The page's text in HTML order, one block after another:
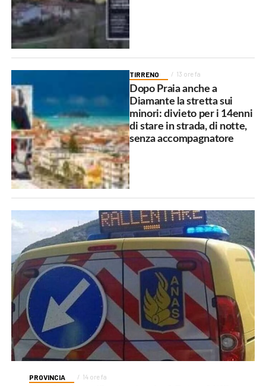
TIRRENO 13 ore fa
Dopo Praia anche a
Diamante la stretta sui
minori: divieto per i 14enni
di stare in strada, di notte,
senza accompagnatore
PROVINCIA 14 ore fa